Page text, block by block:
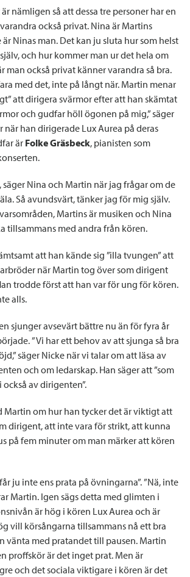
nämligen så att dessa tre personer har en
också privat. Nina är Martins
Ninas man. Det kan ju sluta hur som helst
och hur kommer man ur det hela om
man också privat känner varandra så bra.
med det, inte på långt när. Martin menar
att dirigera svärmor efter att han skämtat
och gudfar höll ögonen på mig,” säger
när han dirigerade Lux Aurea på deras
är Folke Gräsbeck, pianisten som
Nina och Martin när jag frågar om de
Så avundsvärt, tänker jag för mig själv.
Martins är musiken och Nina
tillsammans med andra från kören.
att han kände sig ”illa tvungen” att
när Martin tog över som dirigent
trodde först att han var för ung för kören.
alls.
sjunger avsevärt bättre nu än för fyra år
” Vi har ett behov av att sjunga så bra
säger Nicke när vi talar om att läsa av
och om ledarskap. Han säger att ”som
av dirigenten”.
Martin om hur han tycker det är viktigt att
dirigent, att inte vara för strikt, att kunna
på fem minuter om man märker att kören
ju inte ens prata på övningarna”. ”Nä, inte
Martin. Igen sägs detta med glimten i
är hög i kören Lux Aurea och är
vill körsångarna tillsammans nå ett bra
vänta med pratandet till pausen. Martin
proffskör är det inget prat. Men är
och det sociala viktigare i kören är det